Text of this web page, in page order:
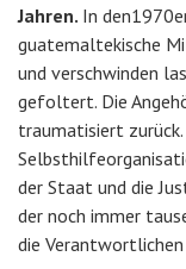
Jahren. In
guatemaltekische
und verschwinden
gefoltert. Die
traumatisiert
der Staat und die
der noch immer
die